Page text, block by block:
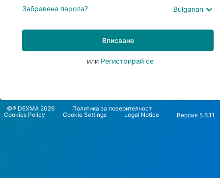
Забравена парола? Bulgarian
Вписване
или Регистрирай се
©® DEXMA 2026
Политика за поверителност
Cookies Policy
Cookie Settings Legal Notice Версия 5.6.11